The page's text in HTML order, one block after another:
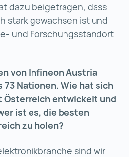
dazu beigetragen, dass
stark gewachsen ist und
und Forschungsstandort
von Infineon Austria
73 Nationen. Wie hat sich
Österreich entwickelt und
ist es, die besten
zu holen?
sind wir